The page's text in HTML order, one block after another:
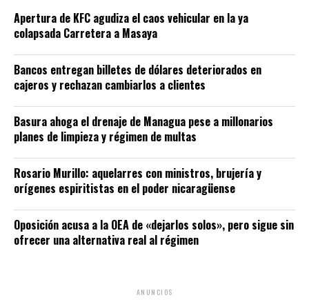
Apertura de KFC agudiza el caos vehicular en la ya
colapsada Carretera a Masaya
Bancos entregan billetes de dólares deteriorados en
cajeros y rechazan cambiarlos a clientes
Basura ahoga el drenaje de Managua pese a millonarios
planes de limpieza y régimen de multas
Rosario Murillo: aquelarres con ministros, brujería y
orígenes espiritistas en el poder nicaragüense
Oposición acusa a la OEA de «dejarlos solos», pero sigue sin
ofrecer una alternativa real al régimen
ANUNCIOS